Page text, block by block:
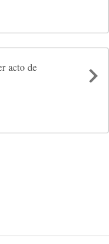
acto de